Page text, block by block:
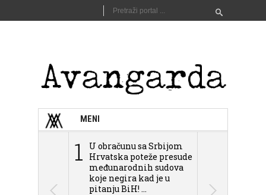
MENI
1
U obračunu sa Srbijom
Hrvatska poteže presude
međunarodnih sudova
koje negira kad je u
pitanju BiH! ...